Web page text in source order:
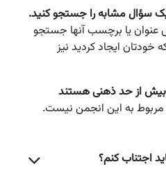
سؤال مشابه را جستجو کنید.
عنوان یا برچسب آنها جستجو
خودتان ایجاد کردید نیز
بیش از حد ذهنی هستند
مربوط به این انجمن نیست.
اجتناب کنم؟